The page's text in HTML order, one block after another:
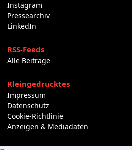
Instagram
Pressearchiv
LinkedIn
RSS-Feeds
Alle Beiträge
Kleingedrucktes
Impressum
Datenschutz
Cookie-Richtlinie
Anzeigen & Mediadaten